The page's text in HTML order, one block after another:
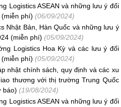
Logistics ASEAN và những lưu ý đối
phí) (06/09/2024)
Nhật Bản, Hàn Quốc và những lưu ý
(miễn phí) (05/09/2024)
Logistics Hoa Kỳ và các lưu ý đối
(miễn phí)(05/09/2024)
nhật chính sách, quy định và các xu
thương với thị trường Trung Quốc
báo) (19/08/2024)
Logistics ASEAN và những lưu ý đối